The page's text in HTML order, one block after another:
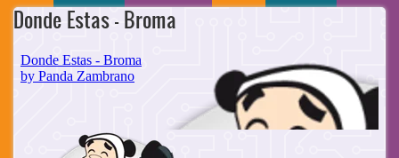
Donde Estas - Broma